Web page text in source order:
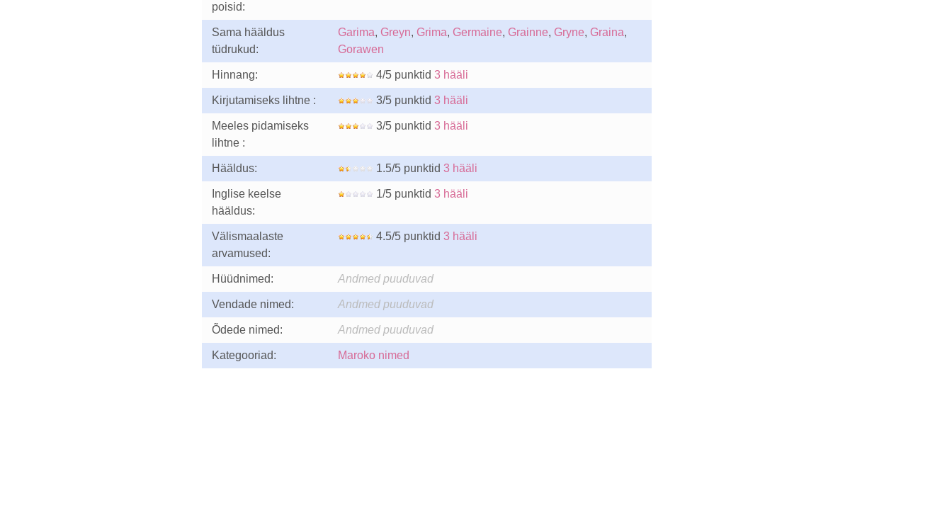
poisid:
Sama hääldus
tüdrukud:
Garima, Greyn, Grima, Germaine, Grainne, Gryne, Graina,
Gorawen
Hinnang: 4/5 punktid 3 hääli
Kirjutamiseks lihtne : 3/5 punktid 3 hääli
Meeles pidamiseks
lihtne :
3/5 punktid 3 hääli
Hääldus: 1.5/5 punktid 3 hääli
Inglise keelse
hääldus:
1/5 punktid 3 hääli
Välismaalaste
arvamused:
4.5/5 punktid 3 hääli
Hüüdnimed: Andmed puuduvad
Vendade nimed: Andmed puuduvad
Õdede nimed: Andmed puuduvad
Kategooriad: Maroko nimed